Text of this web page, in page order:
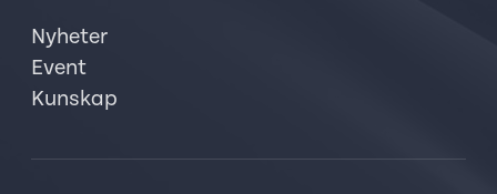
Nyheter
Event
Kunskap